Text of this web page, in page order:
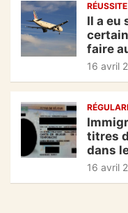
RÉUSSITE
Il a eu
faire
16 avril
titres
dans
16 avril